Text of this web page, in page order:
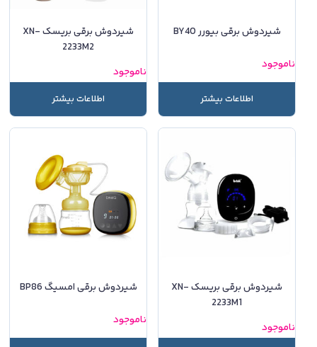
شیردوش برقی بیورر BY40
ناموجود
اطلاعات بیشتر
شیردوش برقی بریسک XN-
2233M2
ناموجود
اطلاعات بیشتر
شیردوش برقی بریسک XN-
2233M1
ناموجود
شیردوش برقی امسیگ BP86
ناموجود